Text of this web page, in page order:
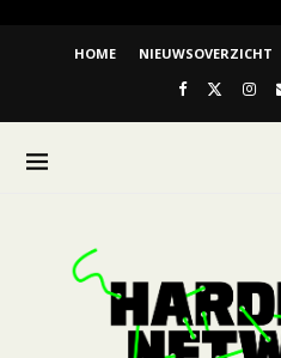
HOME NIEUWSOVERZICHT